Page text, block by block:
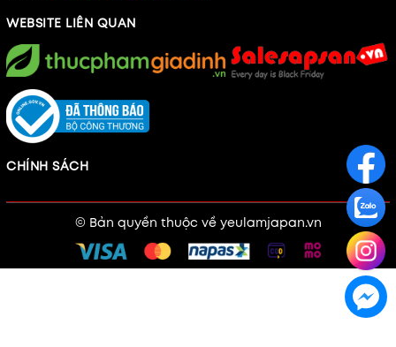
WEBSITE LIÊN QUAN
CHÍNH SÁCH
© Bản quyền thuộc về yeulamjapan.vn